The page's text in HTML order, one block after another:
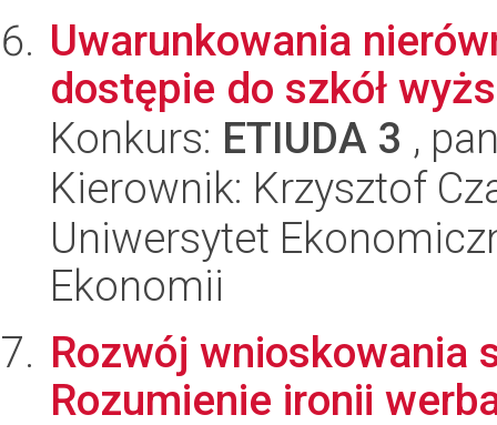
Uwarunkowania
dostępie do szkół
Konkurs: ETIUDA 3 ,
Kierownik: Krzysztof
Uniwersytet
Ekonomii
Rozwój wnioskowania
Rozumienie ironii